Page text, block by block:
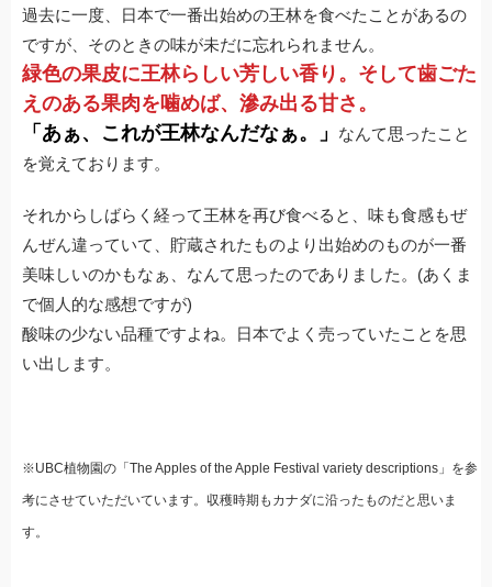
過去に一度、日本で一番出始めの王林を食べたことがあるの
ですが、そのときの味が未だに忘れられません。
緑色の果皮に王林らしい芳しい香り。そして歯ごた
えのある果肉を噛めば、滲み出る甘さ。
「あぁ、これが王林なんだなぁ。」
なんて思ったこと
を覚えております。
それからしばらく経って王林を再び食べると、味も食感もぜ
んぜん違っていて、貯蔵されたものより出始めのものが一番
美味しいのかもなぁ、なんて思ったのでありました。(あくま
で個人的な感想ですが)
酸味の少ない品種ですよね。日本でよく売っていたことを思
い出します。
※UBC植物園の「The Apples of the Apple Festival variety descriptions」を参
考にさせていただいています。収穫時期もカナダに沿ったものだと思いま
す。